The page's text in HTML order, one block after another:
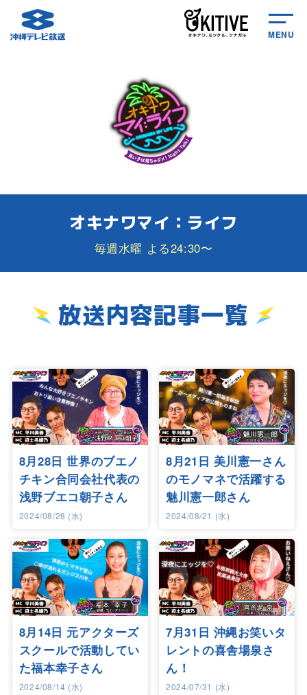
MENU
オキナワマイ：ライフ
毎週水曜 よる24:30〜
放送内容記事一覧
8月28日 世界のブエノ
チキン合同会社代表の
浅野ブエコ朝子さん
2024/08/28 (水)
8月21日 美川憲一さん
のモノマネで活躍する
魅川憲一郎さん
2024/08/21 (水)
8月14日 元アクターズ
スクールで活動してい
た福本幸子さん
2024/08/14 (水)
7月31日 沖縄お笑いタ
レントの喜舎場泉さ
ん！
2024/07/31 (水)